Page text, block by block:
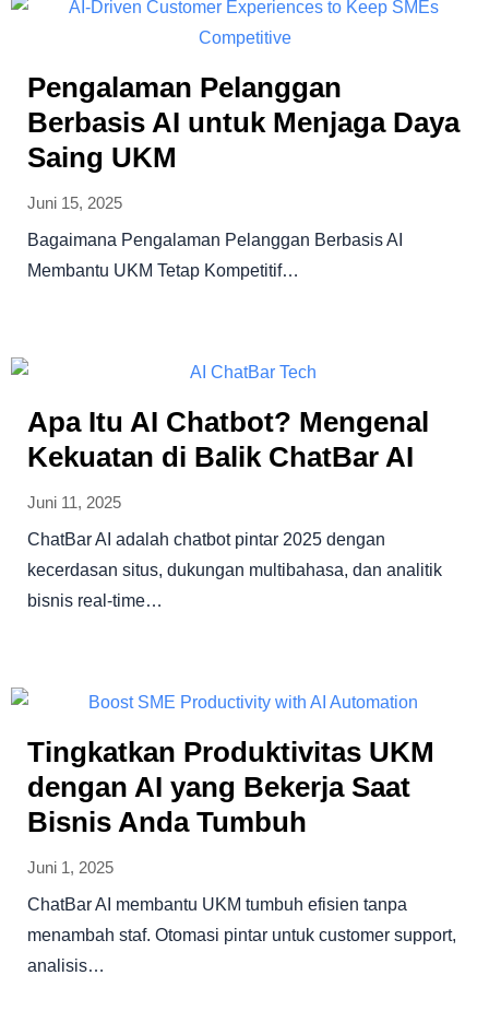
Pengalaman Pelanggan
Berbasis AI untuk Menjaga Daya
Saing UKM
Juni 15, 2025
Bagaimana Pengalaman Pelanggan Berbasis AI
Membantu UKM Tetap Kompetitif…
Apa Itu AI Chatbot? Mengenal
Kekuatan di Balik ChatBar AI
Juni 11, 2025
ChatBar AI adalah chatbot pintar 2025 dengan
kecerdasan situs, dukungan multibahasa, dan analitik
bisnis real-time…
Tingkatkan Produktivitas UKM
dengan AI yang Bekerja Saat
Bisnis Anda Tumbuh
Juni 1, 2025
ChatBar AI membantu UKM tumbuh efisien tanpa
menambah staf. Otomasi pintar untuk customer support,
analisis…